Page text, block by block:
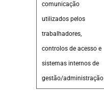
comunicação
utilizados pelos
trabalhadores,
controlos de acesso e
sistemas internos de
gestão/administração